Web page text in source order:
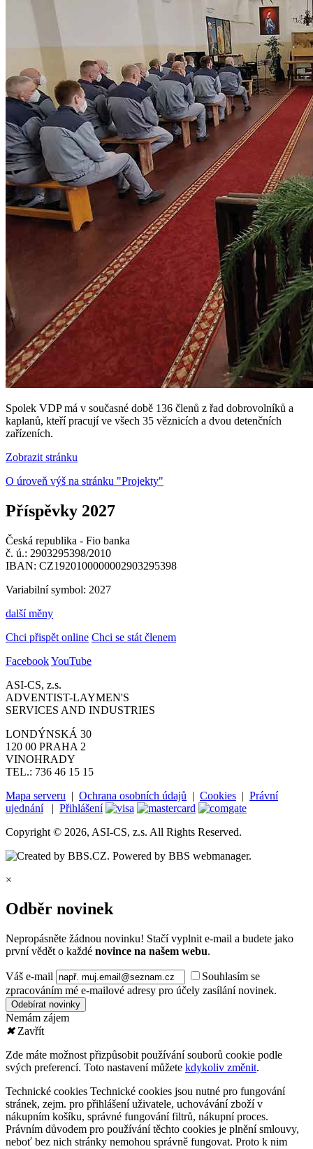
Spolek VDP má v současné době 136 členů z řad dobrovolníků a
kaplanů, kteří pracují ve všech 35 věznicích a dvou detenčních
zařízeních.
Zobrazit stránku
O úroveň výš na stránku "Projekty"
Příspěvky 2027
Česká republika - Fio banka
č. ú.: 2903295398/2010
IBAN: CZ1920100000002903295398
Variabilní symbol: 2027
další měny
Chci přispět online Chci se stát členem
FacebookYouTube
ASI-CS, z.s.
ADVENTIST-LAYMEN'S
SERVICES AND INDUSTRIES
LONDÝNSKÁ 30
120 00 PRAHA 2
VINOHRADY
TEL.: 736 46 15 15
Mapa serveru | Ochrana osobních údajů | Cookies | Právní
ujednání| Přihlášení
Copyright © 2026, ASI-CS, z.s. All Rights Reserved.
×
Odběr novinek
Nepropásněte žádnou novinku! Stačí vyplnit e-mail a budete jako
první vědět o každé novince na našem webu.
Váš e-mail
Souhlasím se
zpracováním mé e-mailové adresy pro účely zasílání novinek.
Nemám zájem
✖Zavřít
Zde máte možnost přizpůsobit používání souborů cookie podle
svých preferencí. Toto nastavení můžete kdykoliv změnit.
Technické cookies Technické cookies jsou nutné pro fungování
stránek, zejm. pro přihlášení uživatele, uchovávání zboží v
nákupním košíku, správné fungování filtrů, nákupní proces.
Právním důvodem pro používání těchto cookies je plnění smlouvy,
neboť bez nich stránky nemohou správně fungovat. Proto k nim